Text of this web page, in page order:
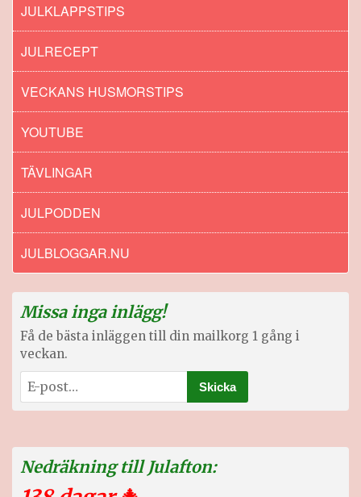
JULKLAPPSTIPS
JULRECEPT
VECKANS HUSMORSTIPS
YOUTUBE
TÄVLINGAR
JULPODDEN
JULBLOGGAR.NU
Missa inga inlägg!
Få de bästa inläggen till din mailkorg 1 gång i
veckan.
Nedräkning till Julafton: